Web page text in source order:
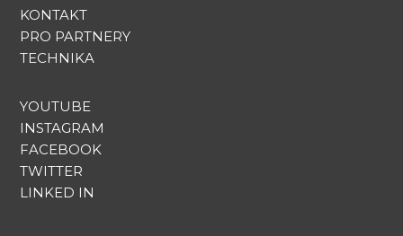
KONTAKT
PRO PARTNERY
TECHNIKA
YOUTUBE
INSTAGRAM
FACEBOOK
TWITTER
LINKED IN